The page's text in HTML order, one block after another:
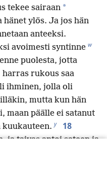
tekee sairaan *
hänet ylös. Ja jos hän
anteeksi.
avoimesti syntinne w
puolesta, jotta
harras rukous saa
ihminen, jolla oli
mutta kun hän
maan päälle ei satanut
kuukauteen. y 18
ja taivas antoi sateen ja